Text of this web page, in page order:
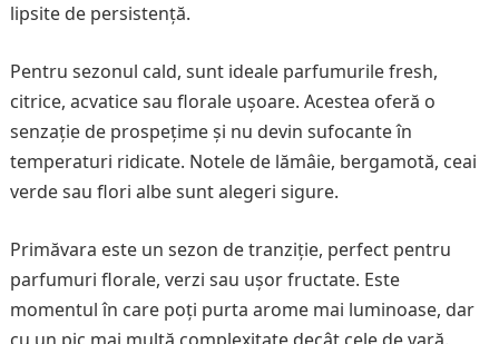
lipsite de persistență.
Pentru sezonul cald, sunt ideale parfumurile fresh,
citrice, acvatice sau florale ușoare. Acestea oferă o
senzație de prospețime și nu devin sufocante în
temperaturi ridicate. Notele de lămâie, bergamotă, ceai
verde sau flori albe sunt alegeri sigure.
Primăvara este un sezon de tranziție, perfect pentru
parfumuri florale, verzi sau ușor fructate. Este
momentul în care poți purta arome mai luminoase, dar